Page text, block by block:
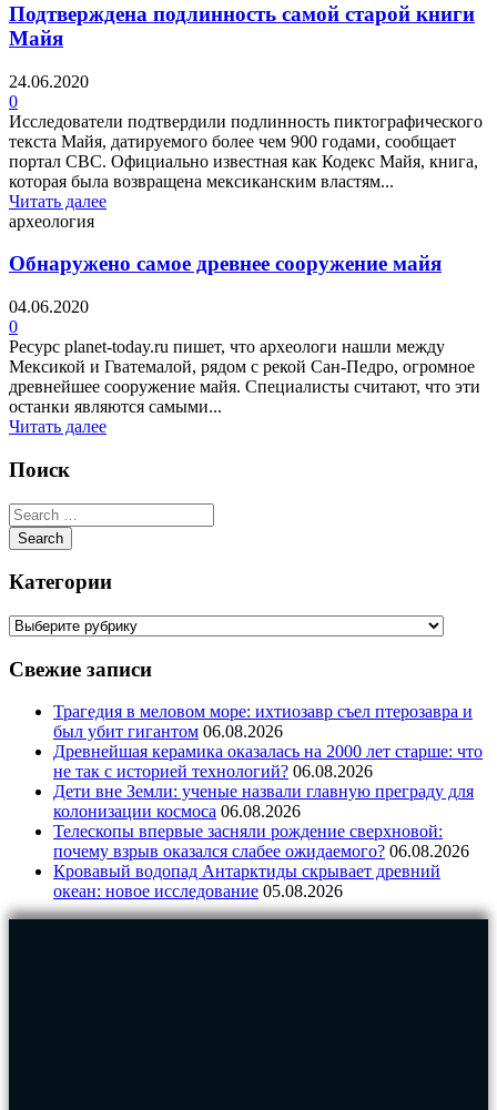
Подтверждена подлинность самой старой книги
Майя
24.06.2020
0
Исследователи подтвердили подлинность пиктографического
текста Майя, датируемого более чем 900 годами, сообщает
портал CBC. Официально известная как Кодекс Майя, книга,
которая была возвращена мексиканским властям...
Читать далее
археология
Обнаружено самое древнее сооружение майя
04.06.2020
0
Ресурс planet-today.ru пишет, что археологи нашли между
Мексикой и Гватемалой, рядом с рекой Сан-Педро, огромное
древнейшее сооружение майя. Специалисты считают, что эти
останки являются самыми...
Читать далее
Поиск
Категории
Свежие записи
Трагедия в меловом море: ихтиозавр съел птерозавра и
был убит гигантом 06.08.2026
Древнейшая керамика оказалась на 2000 лет старше: что
не так с историей технологий? 06.08.2026
Дети вне Земли: ученые назвали главную преграду для
колонизации космоса 06.08.2026
Телескопы впервые засняли рождение сверхновой:
почему взрыв оказался слабее ожидаемого? 06.08.2026
Кровавый водопад Антарктиды скрывает древний
океан: новое исследование 05.08.2026